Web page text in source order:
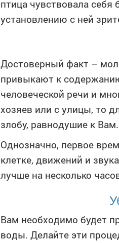
птица чувствовала себя
установлению с ней
Достоверный факт –
привыкают к
человеческой речи и
хозяев или с улицы, то
злобу, равнодушие к
Однозначно, первое
клетке, движений и
лучше на несколько
Вам необходимо будет
воды. Делайте эти